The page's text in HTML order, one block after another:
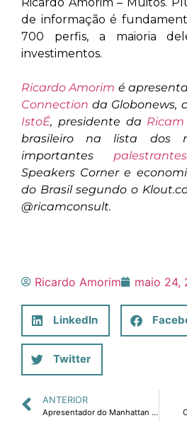
de informação é
700 perfis, a maioria
investimentos.
Ricardo Amorim é a
Connection da Globonews,
IstoÉ, presidente da
brasileiro na lista dos
importantes palestrantes
Speakers Corner e
do Brasil segundo o
@ricamconsult.
Ricardo Amorim maio 24,
LinkedIn
Twitter
ANTERIOR
Apresentador do Manhattan Connection Ricardo Amorim dá dica de restaurante japonês em Nova York fora do circuito tradicional